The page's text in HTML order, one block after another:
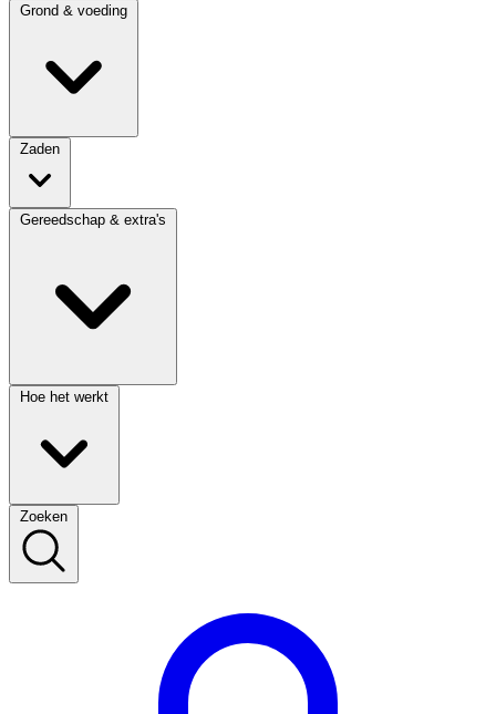
Grond & voeding
Zaden
Gereedschap & extra's
Hoe het werkt
Zoeken